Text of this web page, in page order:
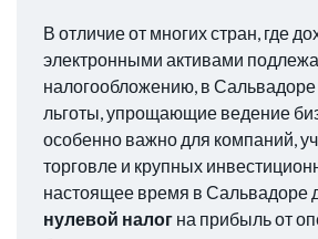
В отличие от многих стран, где
электронными активами
налогообложению, в
льготы, упрощающие ведение
особенно важно для компаний,
торговле и крупных
настоящее время в Сальвадоре
нулевой налог на прибыль от